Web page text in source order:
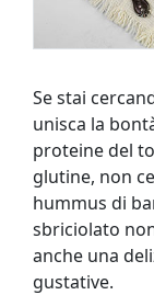
Se stai
unisca la
proteine ​​del
glutine, non
hummus di
sbriciolato
anche una
gustative.